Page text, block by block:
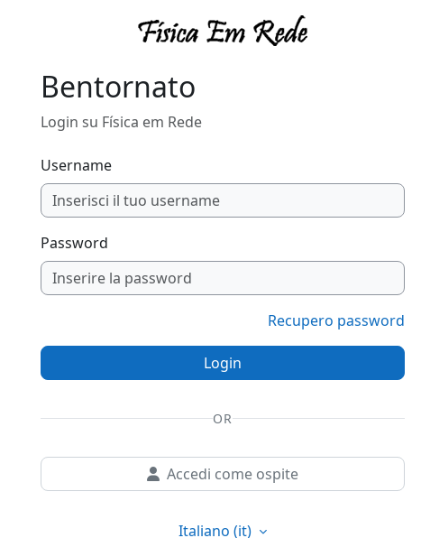
Bentornato
Login su Física em Rede
Username
Password
Recupero password
Login
OR
Accedi come ospite
Italiano ‎(it)‎